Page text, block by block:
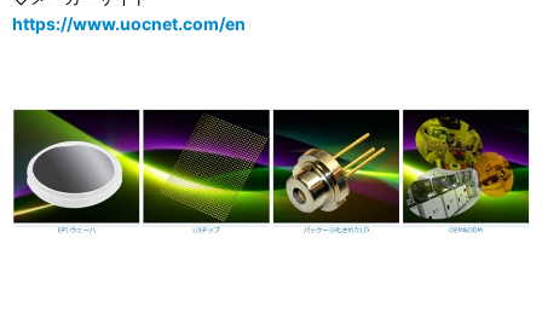
https://www.uocnet.com/en